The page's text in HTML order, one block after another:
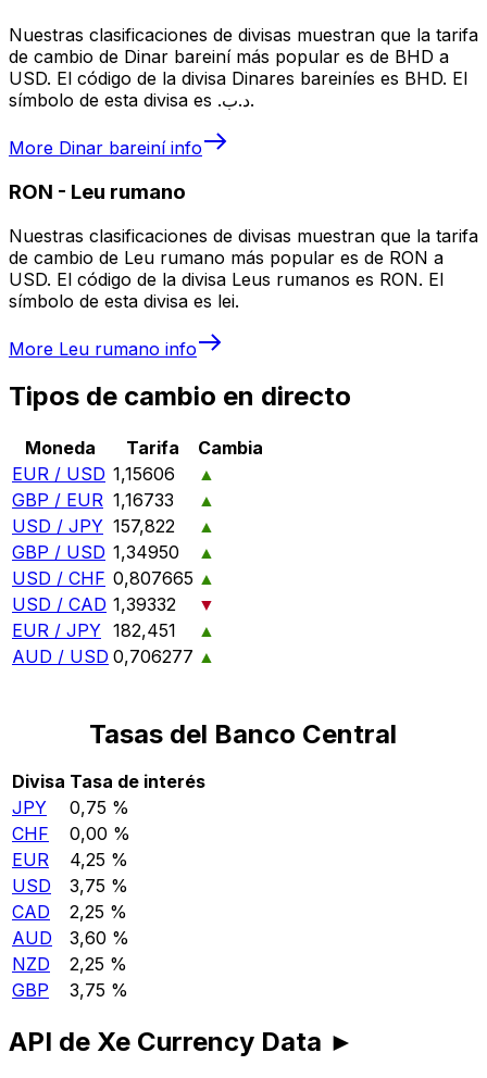
Nuestras clasificaciones de divisas muestran que la tarifa
de cambio de Dinar bareiní más popular es de BHD a
USD. El código de la divisa Dinares bareiníes es BHD. El
símbolo de esta divisa es .د.ب.
More Dinar bareiníinfo
RON - Leu rumano
Nuestras clasificaciones de divisas muestran que la tarifa
de cambio de Leu rumano más popular es de RON a
USD. El código de la divisa Leus rumanos es RON. El
símbolo de esta divisa es lei.
More Leu rumano info
Tipos de cambio en directo
Moneda Tarifa
Cambia
EUR / USD 1,15606
▲
GBP / EUR 1,16733
▲
USD / JPY 157,822
▲
GBP / USD 1,34950
▲
USD / CHF 0,807665 ▲
USD / CAD 1,39332
▼
EUR / JPY 182,451
▲
AUD / USD 0,706277 ▲
Tasas del Banco Central
Divisa Tasa de interés
JPY
0,75 %
CHF
0,00 %
EUR
4,25 %
USD
3,75 %
CAD
2,25 %
AUD
3,60 %
NZD
2,25 %
GBP
3,75 %
API de Xe Currency Data ►